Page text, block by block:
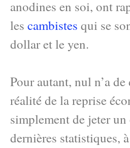
anodines en soi, ont
les cambistes qui se
dollar et le yen.
Pour autant, nul n’a
réalité de la reprise
simplement de jeter
dernières statistiques,